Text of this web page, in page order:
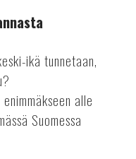
ikä tunnetaan,
alle
Suomessa